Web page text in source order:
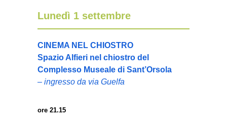
Lunedì 1 settembre
CINEMA NEL CHIOSTRO
Spazio Alfieri nel chiostro del
Complesso Museale di Sant’Orsola
– ingresso da via Guelfa
ore 21.15